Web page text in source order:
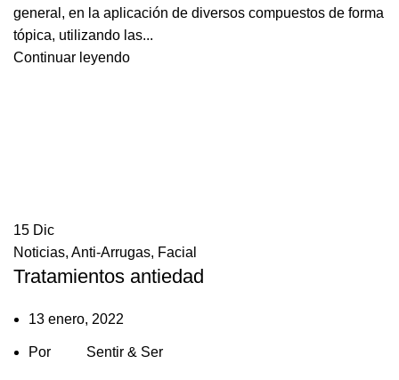
general, en la aplicación de diversos compuestos de forma
tópica, utilizando las...
Continuar leyendo
15 Dic
Noticias, Anti-Arrugas, Facial
Tratamientos antiedad
13 enero, 2022
Por Sentir & Ser